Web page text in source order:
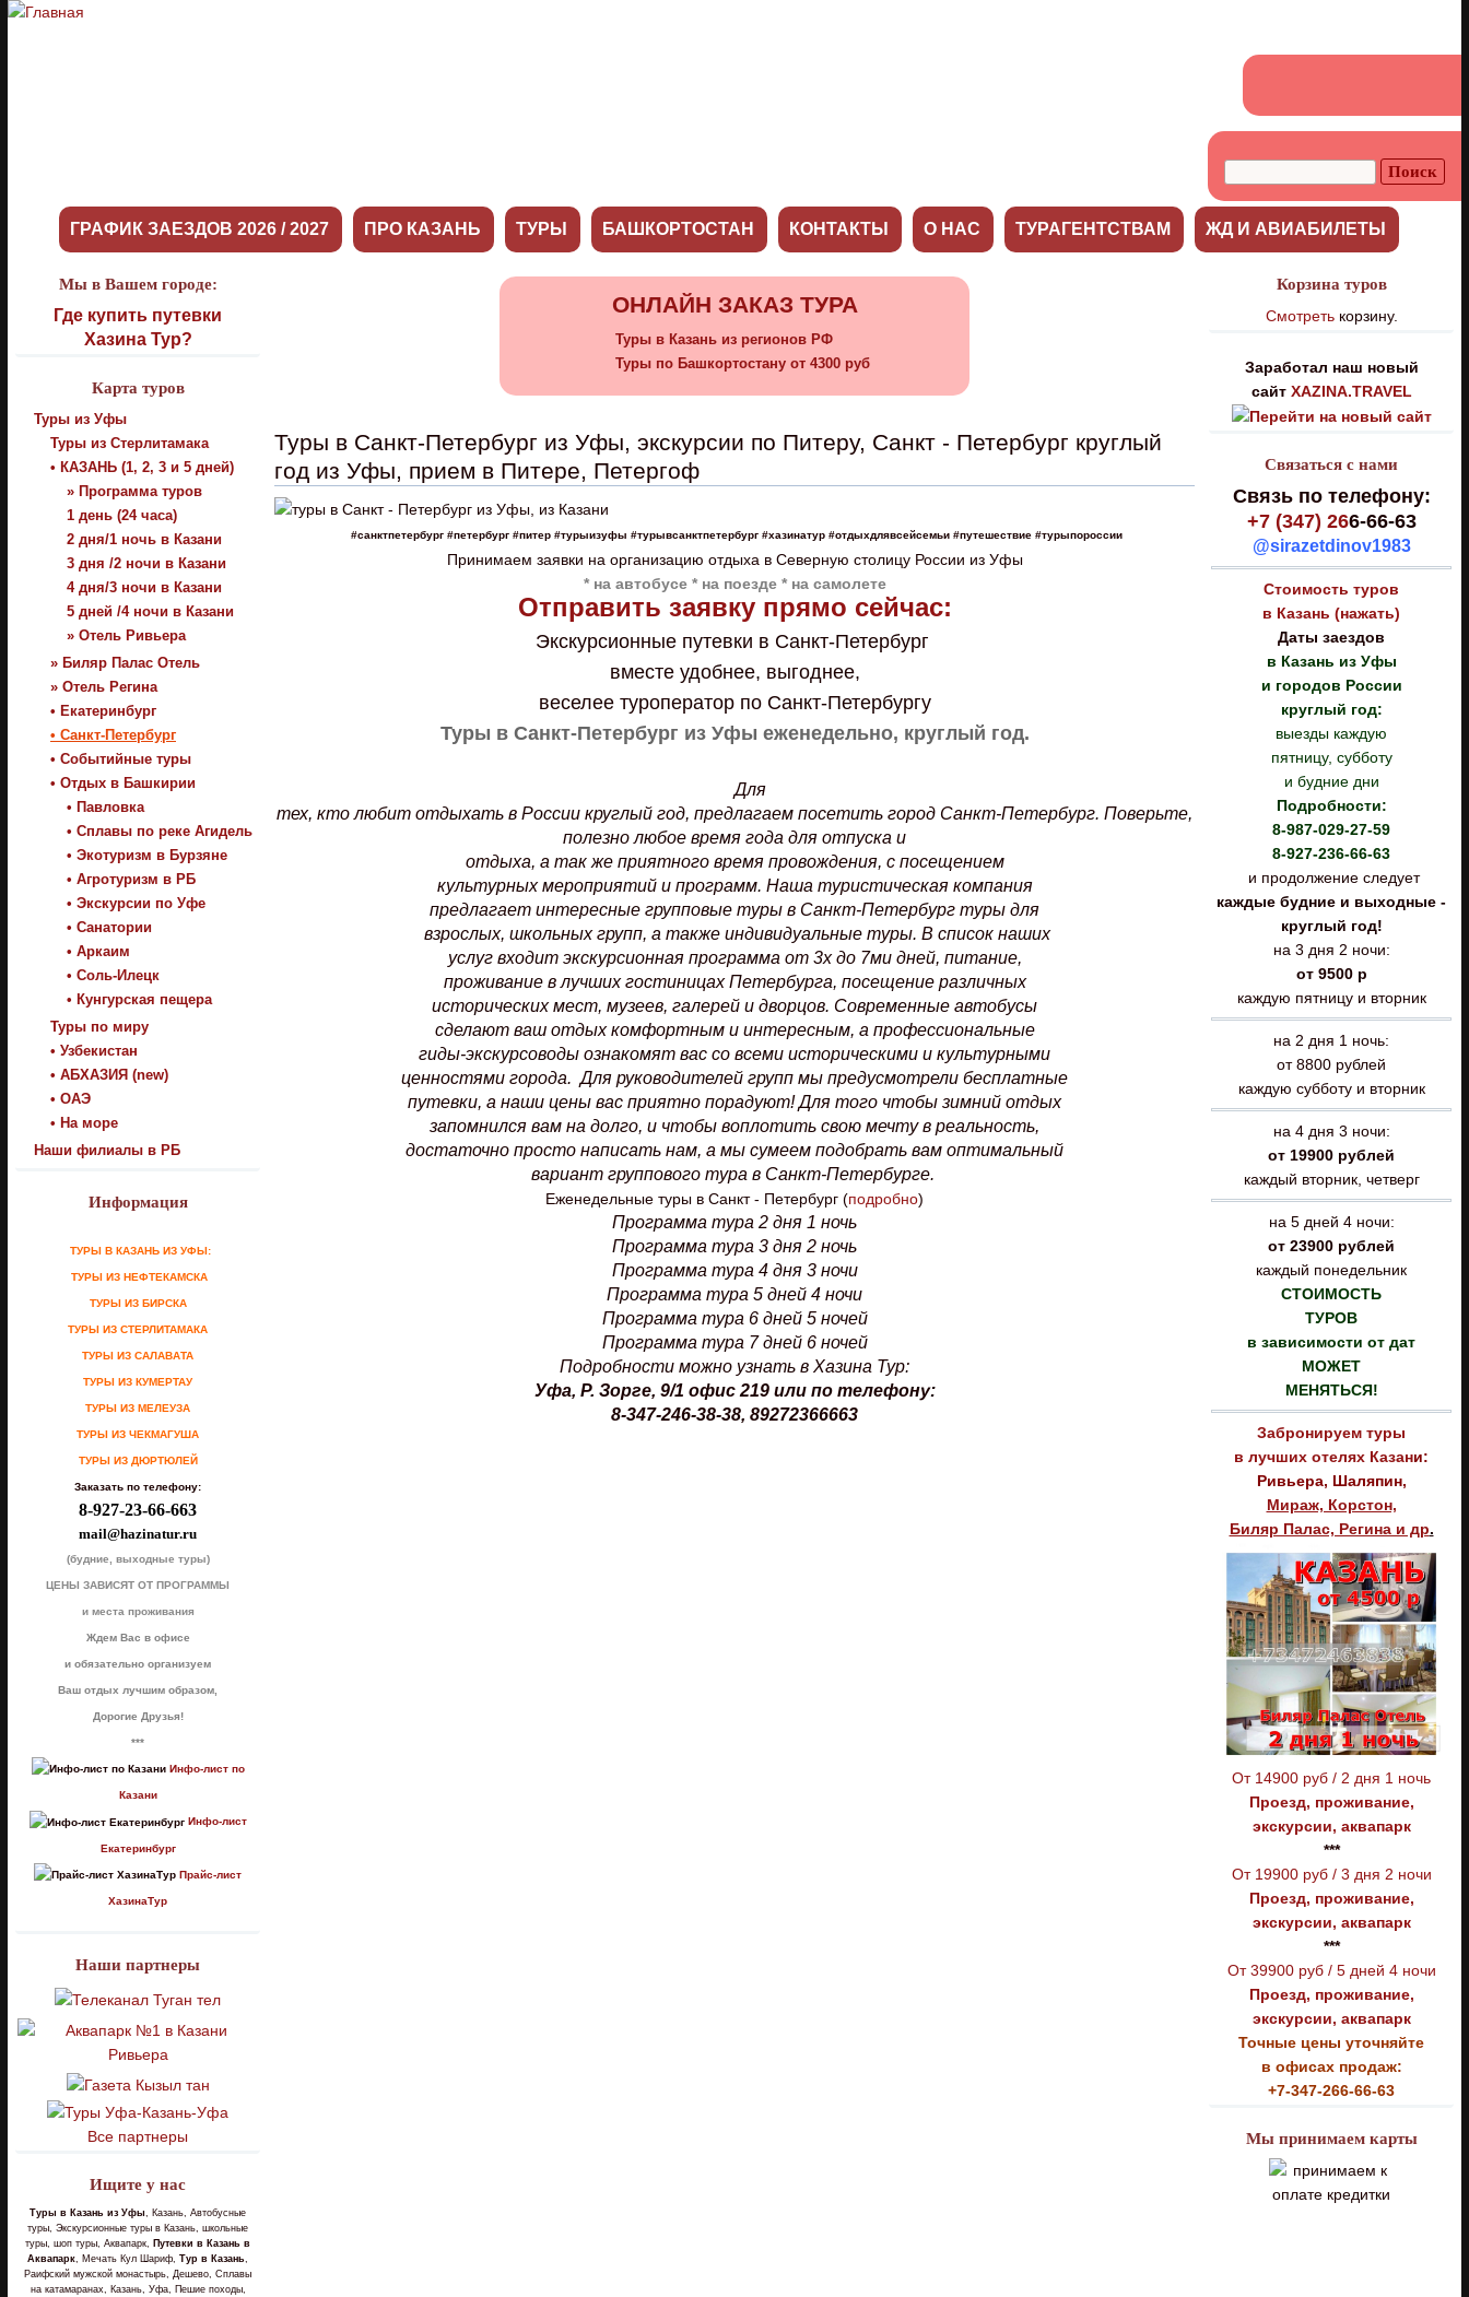
ГРАФИК ЗАЕЗДОВ 2026 / 2027 ПРО КАЗАНЬ ТУРЫ БАШКОРТОСТАН КОНТАКТЫ О НАС ТУРАГЕНТСТВАМ ЖД И АВИАБИЛЕТЫ
Мы в Вашем городе:
Где купить путевки
Хазина Тур?
Карта туров
Туры из Уфы
Туры из Стерлитамака
• КАЗАНЬ (1, 2, 3 и 5 дней)
» Программа туров
1 день (24 часа)
2 дня/1 ночь в Казани
3 дня /2 ночи в Казани
4 дня/3 ночи в Казани
5 дней /4 ночи в Казани
» Отель Ривьера
» Биляр Палас Отель
» Отель Регина
• Екатеринбург
• Санкт-Петербург
• Событийные туры
• Отдых в Башкирии
• Павловка
• Сплавы по реке Агидель
• Экотуризм в Бурзяне
• Агротуризм в РБ
• Экскурсии по Уфе
• Санатории
• Аркаим
• Соль-Илецк
• Кунгурская пещера
Туры по миру
• Узбекистан
• АБХАЗИЯ (new)
• ОАЭ
• На море
Наши филиалы в РБ
Информация
ТУРЫ В КАЗАНЬ ИЗ УФЫ:
ТУРЫ ИЗ НЕФТЕКАМСКА
ТУРЫ ИЗ БИРСКА
ТУРЫ ИЗ СТЕРЛИТАМАКА
ТУРЫ ИЗ САЛАВАТА
ТУРЫ ИЗ КУМЕРТАУ
ТУРЫ ИЗ МЕЛЕУЗА
ТУРЫ ИЗ ЧЕКМАГУША
ТУРЫ ИЗ ДЮРТЮЛЕЙ
Заказать по телефону:
8-927-23-66-663
mail@hazinatur.ru
(будние, выходные туры)
ЦЕНЫ ЗАВИСЯТ ОТ ПРОГРАММЫ
и места проживания
Ждем Вас в офисе
и обязательно организуем
Ваш отдых лучшим образом,
Дорогие Друзья!
***
Инфо-лист по
Казани
Инфо-лист
Екатеринбург
Прайс-лист
ХазинаТур
Наши партнеры
Все партнеры
Ищите у нас
Туры в Казань из Уфы, Казань, Автобусные
туры, Экскурсионные туры в Казань, школьные
туры, шоп туры, Аквапарк, Путевки в Казань в
Аквапарк, Мечать Кул Шариф, Тур в Казань,
Раифский мужской монастырь, Дешево, Сплавы
на катамаранах, Казань, Уфа, Пешие походы,
Корзина туров
Смотретькорзину.
Заработал наш новый
сайт XAZINA.TRAVEL
Связаться с нами
Связь по телефону:
+7 (347) 266-66-63
@sirazetdinov1983
Стоимость туров
в Казань (нажать)
Даты заездов
в Казань из Уфы
и городов России
круглый год:
выезды каждую
пятницу, субботу
и будние дни
Подробности:
8-987-029-27-59
8-927-236-66-63
и продолжение следует
каждые будние и выходные -
круглый год!
на 3 дня 2 ночи:
от 9500 р
каждую пятницу и вторник
на 2 дня 1 ночь:
от 8800 рублей
каждую субботу и вторник
на 4 дня 3 ночи:
от 19900 рублей
каждый вторник, четверг
на 5 дней 4 ночи:
от 23900 рублей
каждый понедельник
СТОИМОСТЬ
ТУРОВ
в зависимости от дат
МОЖЕТ
МЕНЯТЬСЯ!
Забронируем туры
в лучших отелях Казани:
Ривьера, Шаляпин,
Мираж, Корстон,
Биляр Палас, Регина и др.
От 14900 руб / 2 дня 1 ночь
Проезд, проживание,
экскурсии, аквапарк
***
От 19900 руб / 3 дня 2 ночи
Проезд, проживание,
экскурсии, аквапарк
***
От 39900 руб / 5 дней 4 ночи
Проезд, проживание,
экскурсии, аквапарк
Точные цены уточняйте
в офисах продаж:
+7-347-266-66-63
Мы принимаем карты
ОНЛАЙН ЗАКАЗ ТУРА
Туры в Казань из регионов РФ
Туры по Башкортостану от 4300 руб
Туры в Санкт-Петербург из Уфы, экскурсии по Питеру, Санкт - Петербург круглый
год из Уфы, прием в Питере, Петергоф
#санктпетербург #петербург #питер #турыизуфы #турывсанктпетербург #хазинатур #отдыхдлявсейсемьи #путешествие #турыпороссии
Принимаем заявки на организацию отдыха в Северную столицу России из Уфы
* на автобусе * на поезде * на самолете
Отправить заявку прямо сейчас:
Экскурсионные путевки в Санкт-Петербург
вместе удобнее, выгоднее,
веселее туроператор по Санкт-Петербургу
Туры в Санкт-Петербург из Уфы еженедельно, круглый год.
Для
тех, кто любит отдыхать в России круглый год, предлагаем посетить город Санкт-Петербург. Поверьте,
полезно любое время года для отпуска и
отдыха, а так же приятного время провождения, с посещением
культурных мероприятий и программ. Наша туристическая компания
предлагает интересные групповые туры в Санкт-Петербург туры для
взрослых, школьных групп, а также индивидуальные туры. В список наших
услуг входит экскурсионная программа от 3х до 7ми дней, питание,
проживание в лучших гостиницах Петербурга, посещение различных
исторических мест, музеев, галерей и дворцов. Современные автобусы
сделают ваш отдых комфортным и интересным, а профессиональные
гиды-экскурсоводы ознакомят вас со всеми историческими и культурными
ценностями города. Для руководителей групп мы предусмотрели бесплатные
путевки, а наши цены вас приятно порадуют! Для того чтобы зимний отдых
запомнился вам на долго, и чтобы воплотить свою мечту в реальность,
достаточно просто написать нам, а мы сумеем подобрать вам оптимальный
вариант группового тура в Санкт-Петербурге.
Еженедельные туры в Санкт - Петербург (подробно)
Программа тура 2 дня 1 ночь
Программа тура 3 дня 2 ночь
Программа тура 4 дня 3 ночи
Программа тура 5 дней 4 ночи
Программа тура 6 дней 5 ночей
Программа тура 7 дней 6 ночей
Подробности можно узнать в Хазина Тур:
Уфа, Р. Зорге, 9/1 офис 219 или по телефону:
8-347-246-38-38, 89272366663